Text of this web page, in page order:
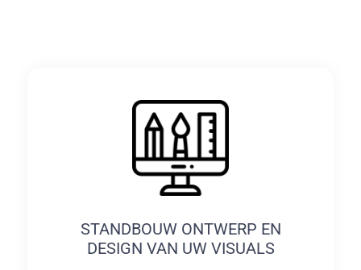
STANDBOUW ONTWERP EN
DESIGN VAN UW VISUALS